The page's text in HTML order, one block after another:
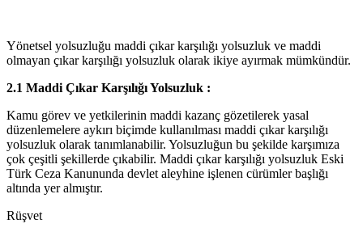
Yönetsel yolsuzluğu maddi çıkar karşılığı yolsuzluk ve maddi
olmayan çıkar karşılığı yolsuzluk olarak ikiye ayırmak mümkündür.
2.1 Maddi Çıkar Karşılığı Yolsuzluk :
Kamu görev ve yetkilerinin maddi kazanç gözetilerek yasal
düzenlemelere aykırı biçimde kullanılması maddi çıkar karşılığı
yolsuzluk olarak tanımlanabilir. Yolsuzluğun bu şekilde karşımıza
çok çeşitli şekillerde çıkabilir. Maddi çıkar karşılığı yolsuzluk Eski
Türk Ceza Kanununda devlet aleyhine işlenen cürümler başlığı
altında yer almıştır.
Rüşvet